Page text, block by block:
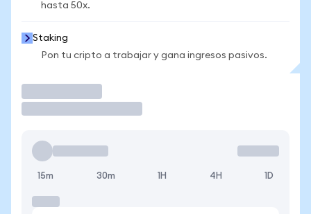
hasta 50x.
Staking
Pon tu cripto a trabajar y gana ingresos pasivos.
15m 30m 1H 4H 1D